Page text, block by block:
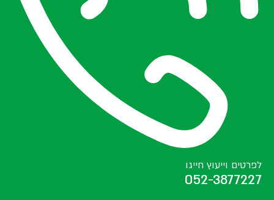
לפרטים וייעוץ חייגו
052-3877227